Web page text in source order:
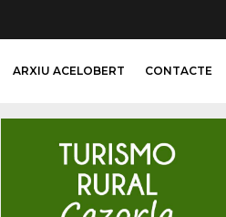
ARXIU ACELOBERT CONTACTE